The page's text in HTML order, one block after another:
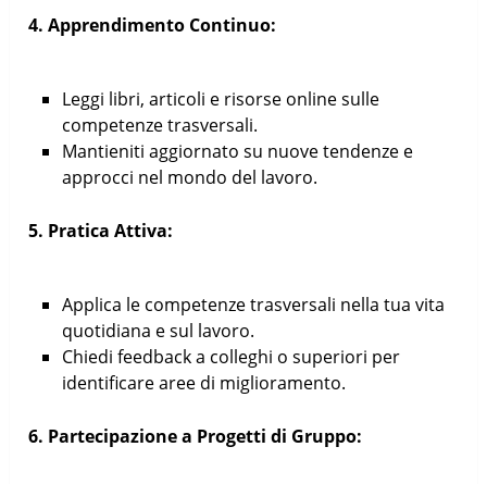
4. Apprendimento Continuo:
Leggi libri, articoli e risorse online sulle
competenze trasversali.
Mantieniti aggiornato su nuove tendenze e
approcci nel mondo del lavoro.
5. Pratica Attiva:
Applica le competenze trasversali nella tua vita
quotidiana e sul lavoro.
Chiedi feedback a colleghi o superiori per
identificare aree di miglioramento.
6. Partecipazione a Progetti di Gruppo: